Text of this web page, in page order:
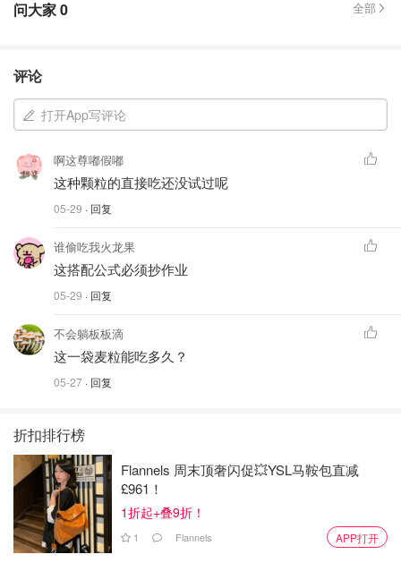
问大家0 全部
评论
打开App写评论
啊这尊嘟假嘟
这种颗粒的直接吃还没试过呢
05-29 · 回复
谁偷吃我火龙果
这搭配公式必须抄作业
05-29 · 回复
不会躺板板滴
这一袋麦粒能吃多久？
05-27 · 回复
折扣排行榜
Flannels 周末顶奢闪促💥YSL马鞍包直减
£961！
1折起+叠9折！
1 Flannels APP打开